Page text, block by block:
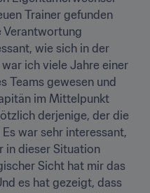
Trainer gefunden
Verantwortung
wie sich in der
ich viele Jahre einer
Teams gewesen und
im Mittelpunkt
derjenige, der die
war sehr interessant,
in dieser Situation
Sicht hat mir das
es hat gezeigt, dass